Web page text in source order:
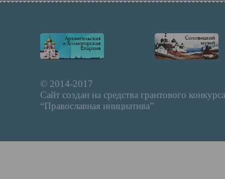
© 2014-2017
Сайт создан на средства грантового конкурса
“Православная инициатива”